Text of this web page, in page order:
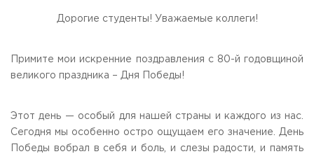
Work with disabled and handicapped people
системе ВО
Information about educational organization
Moscow region, 141221
TELEPHONES:
Дорогие студенты! Уважаемые коллеги!
Примите мои искренние поздравления с 80-й годовщиной
великого праздника – Дня Победы!
Этот день — особый для нашей страны и каждого из нас.
Сегодня мы особенно остро ощущаем его значение. День
Победы вобрал в себя и боль, и слезы радости, и память